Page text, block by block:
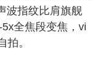
波指纹比肩旗舰
全焦段变焦，vi
拍。